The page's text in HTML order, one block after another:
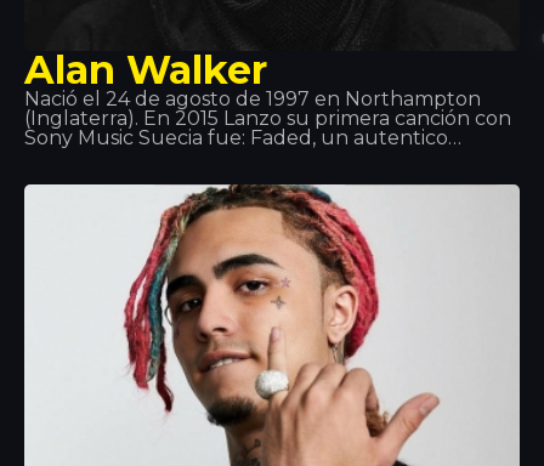
Alan Walker
Nació el 24 de agosto de 1997 en Northampton
(Inglaterra). En 2015 Lanzo su primera canción con
Sony Music Suecia fue: Faded, un autentico
sencillo Alone. En 2017, se lanzó su nuevo sencillo
Tired, y cuenta con la voz del cantante irlandés